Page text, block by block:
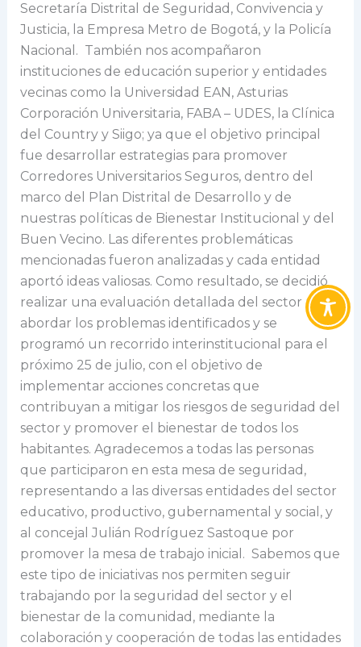
Secretaría Distrital de Seguridad, Convivencia y
Justicia, la Empresa Metro de Bogotá, y la Policía
Nacional. También nos acompañaron
instituciones de educación superior y entidades
vecinas como la Universidad EAN, Asturias
Corporación Universitaria, FABA – UDES, la Clínica
del Country y Siigo; ya que el objetivo principal
fue desarrollar estrategias para promover
Corredores Universitarios Seguros, dentro del
marco del Plan Distrital de Desarrollo y de
nuestras políticas de Bienestar Institucional y del
Buen Vecino. Las diferentes problemáticas
mencionadas fueron analizadas y cada entidad
aportó ideas valiosas. Como resultado, se decidió
realizar una evaluación detallada del sector para
abordar los problemas identificados y se
programó un recorrido interinstitucional para el
próximo 25 de julio, con el objetivo de
implementar acciones concretas que
contribuyan a mitigar los riesgos de seguridad del
sector y promover el bienestar de todos los
habitantes. Agradecemos a todas las personas
que participaron en esta mesa de seguridad,
representando a las diversas entidades del sector
educativo, productivo, gubernamental y social, y
al concejal Julián Rodríguez Sastoque por
promover la mesa de trabajo inicial. Sabemos que
este tipo de iniciativas nos permiten seguir
trabajando por la seguridad del sector y el
bienestar de la comunidad, mediante la
colaboración y cooperación de todas las entidades